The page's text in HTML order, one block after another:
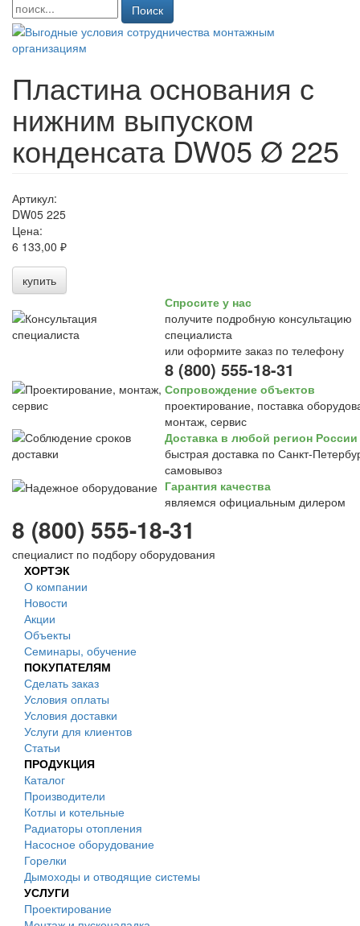
Поиск
Пластина основания с
нижним выпуском
конденсата DW05 Ø 225
Артикул:
DW05 225
Цена:
6 133,00 ₽
купить
Спросите у нас
получите подробную консультацию
специалиста
или оформите заказ по телефону
8 (800) 555-18-31
Сопровождение объектов
проектирование, поставка
монтаж, сервис
Доставка в любой регион России
быстрая доставка по Санкт-
самовывоз
Гарантия качества
являемся официальным дилером
8 (800) 555-18-31
специалист по подбору оборудования
ХОРТЭК
О компании
Новости
Акции
Объекты
Семинары, обучение
ПОКУПАТЕЛЯМ
Сделать заказ
Условия оплаты
Условия доставки
Услуги для клиентов
Статьи
ПРОДУКЦИЯ
Каталог
Производители
Котлы и котельные
Радиаторы отопления
Насосное оборудование
Горелки
Дымоходы и отводящие системы
УСЛУГИ
Проектирование